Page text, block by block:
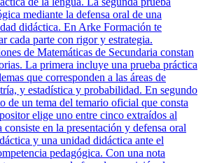
mediante la defensa oral de una
didáctica. En Arke Formación te
cada parte con rigor y estrategia.
de Matemáticas de Secundaria constan
La primera incluye una prueba práctica
que corresponden a las áreas de
y estadística y probabilidad. En segundo
de un tema del temario oficial que consta
elige uno entre cinco extraídos al
consiste en la presentación y defensa oral
y una unidad didáctica ante el
pedagógica. Con una nota